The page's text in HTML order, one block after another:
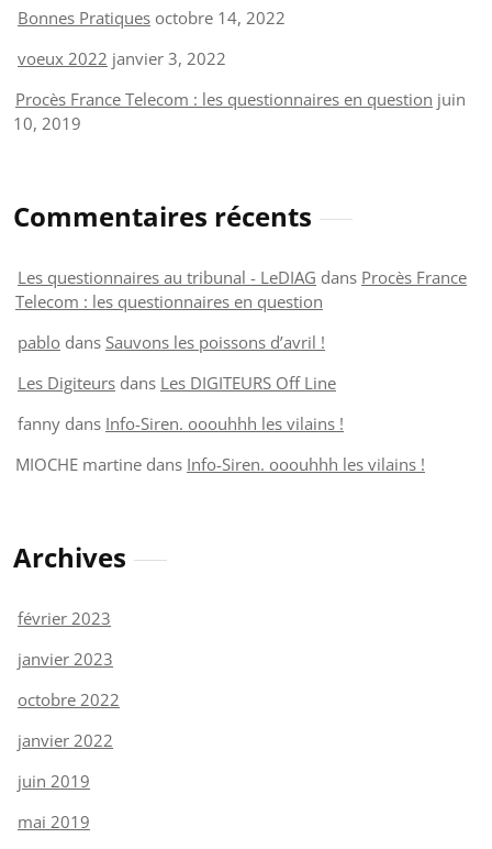
Bonnes Pratiques octobre 14, 2022
voeux 2022 janvier 3, 2022
Procès France Telecom : les questionnaires en question juin
10, 2019
Commentaires récents
Les questionnaires au tribunal - LeDIAG dans Procès France
Telecom : les questionnaires en question
pablo dans Sauvons les poissons d’avril !
Les Digiteurs dans Les DIGITEURS Off Line
fanny dans Info-Siren. ooouhhh les vilains !
MIOCHE martine dans Info-Siren. ooouhhh les vilains !
Archives
février 2023
janvier 2023
octobre 2022
janvier 2022
juin 2019
mai 2019